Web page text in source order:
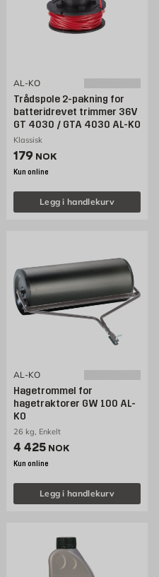
AL-KO
Trådspole 2-pakning for
batteridrevet trimmer 36V
GT 4030 / GTA 4030 AL-KO
Klassisk
Pris 179 NOK /stk
179 NOK
Kun online
Legg i handlekurv
AL-KO
Hagetrommel for
hagetraktorer GW 100 AL-
KO
26 kg, Enkelt
Pris 4425 NOK /stk
4 425 NOK
Kun online
Legg i handlekurv